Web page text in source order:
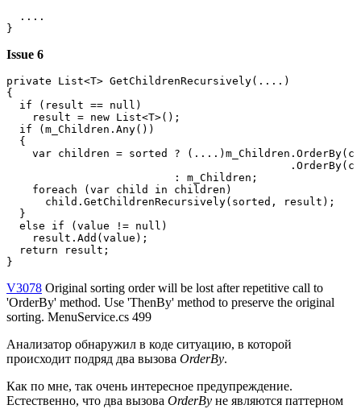
  ....
}
Issue 6
private List<T> GetChildrenRecursively(....)
{
  if (result == null)
    result = new List<T>();
  if (m_Children.Any())
  {
var children = sorted ? (....)m_Children.OrderBy(c
                          : m_Children;
    foreach (var child in children)
      child.GetChildrenRecursively(sorted, result);
  }
  else if (value != null)
    result.Add(value);
  return result;
}
V3078 Original sorting order will be lost after repetitive call to
'OrderBy' method. Use 'ThenBy' method to preserve the original
sorting. MenuService.cs 499
Анализатор обнаружил в коде ситуацию, в которой
происходит подряд два вызова OrderBy.
Как по мне, так очень интересное предупреждение.
Естественно, что два вызова OrderBy не являются паттерном